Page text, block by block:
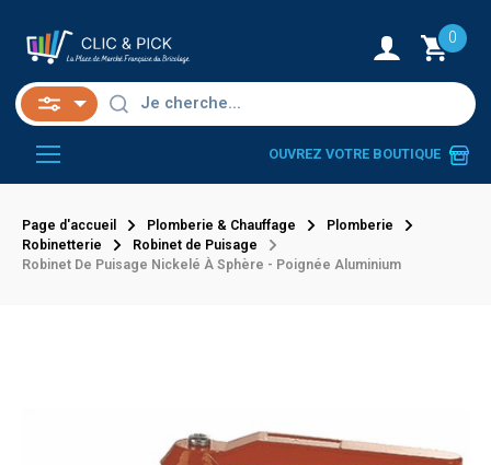
0
OUVREZ VOTRE BOUTIQUE
Page d'accueil Plomberie & Chauffage
Plomberie
Robinetterie
Robinet de Puisage
Robinet De Puisage Nickelé À Sphère - Poignée Aluminium